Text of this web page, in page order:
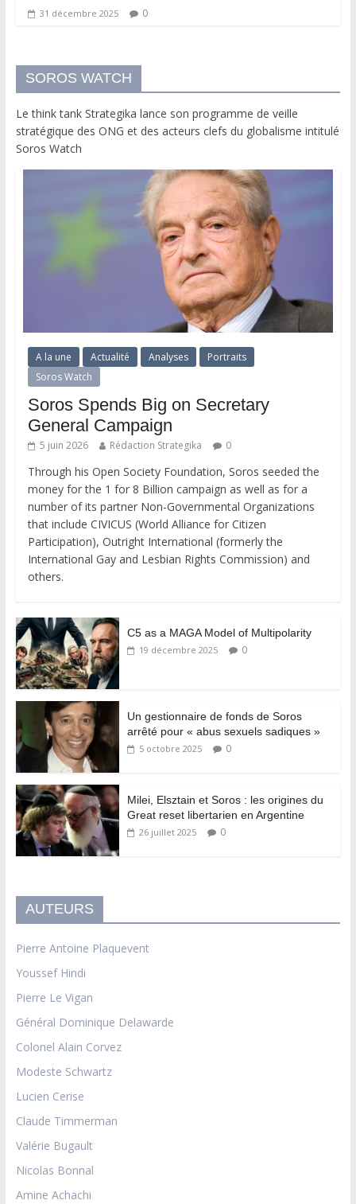
31 décembre 2025 0
SOROS WATCH
Le think tank Strategika lance son programme de veille
stratégique des ONG et des acteurs clefs du globalisme intitulé
Soros Watch
A la une Actualité Analyses
Portraits
Soros Watch
Soros Spends Big on Secretary
General Campaign
5 juin 2026 Rédaction Strategika 0
Through his Open Society Foundation, Soros seeded the
money for the 1 for 8 Billion campaign as well as for a
number of its partner Non-Governmental Organizations
that include CIVICUS (World Alliance for Citizen
Participation), Outright International (formerly the
International Gay and Lesbian Rights Commission) and
others.
C5 as a MAGA Model of Multipolarity
19 décembre 2025 0
Un gestionnaire de fonds de Soros
arrêté pour « abus sexuels sadiques »
5 octobre 2025 0
Milei, Elsztain et Soros : les origines du
Great reset libertarien en Argentine
26 juillet 2025 0
AUTEURS
Pierre Antoine Plaquevent
Youssef Hindi
Pierre Le Vigan
Général Dominique Delawarde
Colonel Alain Corvez
Modeste Schwartz
Lucien Cerise
Claude Timmerman
Valérie Bugault
Nicolas Bonnal
Amine Achachi